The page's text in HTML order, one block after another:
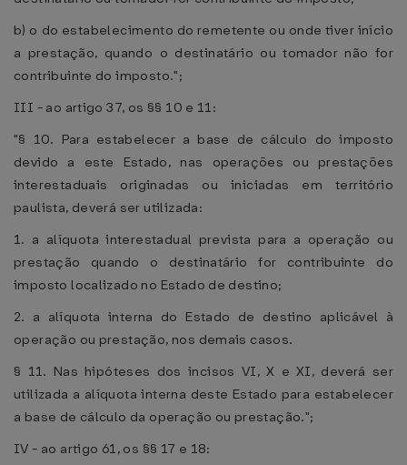
b) o do estabelecimento do remetente ou onde tiver início
a prestação, quando o destinatário ou tomador não for
contribuinte do imposto.";
III - ao artigo 37, os §§ 10 e 11:
"§ 10. Para estabelecer a base de cálculo do imposto
devido a este Estado, nas operações ou prestações
interestaduais originadas ou iniciadas em território
paulista, deverá ser utilizada:
1. a alíquota interestadual prevista para a operação ou
prestação quando o destinatário for contribuinte do
imposto localizado no Estado de destino;
2. a alíquota interna do Estado de destino aplicável à
operação ou prestação, nos demais casos.
§ 11. Nas hipóteses dos incisos VI, X e XI, deverá ser
utilizada a alíquota interna deste Estado para estabelecer
a base de cálculo da operação ou prestação.";
IV - ao artigo 61, os §§ 17 e 18: